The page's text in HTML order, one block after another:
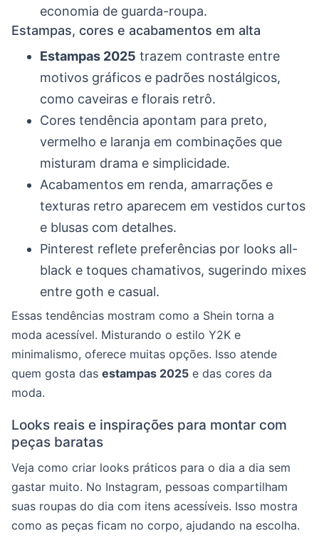
economia de guarda-roupa.
Estampas, cores e acabamentos em alta
Estampas 2025 trazem contraste entre
motivos gráficos e padrões nostálgicos,
como caveiras e florais retrô.
Cores tendência apontam para preto,
vermelho e laranja em combinações que
misturam drama e simplicidade.
Acabamentos em renda, amarrações e
texturas retro aparecem em vestidos curtos
e blusas com detalhes.
Pinterest reflete preferências por looks all-
black e toques chamativos, sugerindo mixes
entre goth e casual.
Essas tendências mostram como a Shein torna a
moda acessível. Misturando o estilo Y2K e
minimalismo, oferece muitas opções. Isso atende
quem gosta das estampas 2025 e das cores da
moda.
Looks reais e inspirações para montar com
peças baratas
Veja como criar looks práticos para o dia a dia sem
gastar muito. No Instagram, pessoas compartilham
suas roupas do dia com itens acessíveis. Isso mostra
como as peças ficam no corpo, ajudando na escolha.